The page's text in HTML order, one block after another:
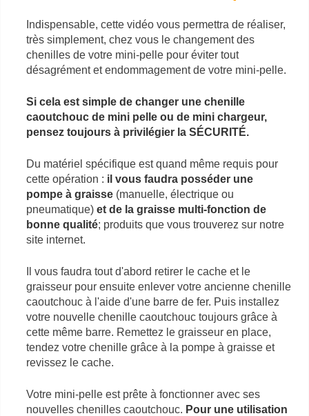
Indispensable, cette vidéo vous permettra de réaliser,
très simplement, chez vous le changement des
chenilles de votre mini-pelle pour éviter tout
désagrément et endommagement de votre mini-pelle.
Si cela est simple de changer une chenille
caoutchouc de mini pelle ou de mini chargeur,
pensez toujours à privilégier la SÉCURITÉ.
Du matériel spécifique est quand même requis pour
cette opération : il vous faudra posséder une
pompe à graisse (manuelle, électrique ou
pneumatique) et de la graisse multi-fonction de
bonne qualité; produits que vous trouverez sur notre
site internet.
Il vous faudra tout d'abord retirer le cache et le
graisseur pour ensuite enlever votre ancienne chenille
caoutchouc à l'aide d'une barre de fer. Puis installez
votre nouvelle chenille caoutchouc toujours grâce à
cette même barre. Remettez le graisseur en place,
tendez votre chenille grâce à la pompe à graisse et
revissez le cache.
Votre mini-pelle est prête à fonctionner avec ses
nouvelles chenilles caoutchouc. Pour une utilisation